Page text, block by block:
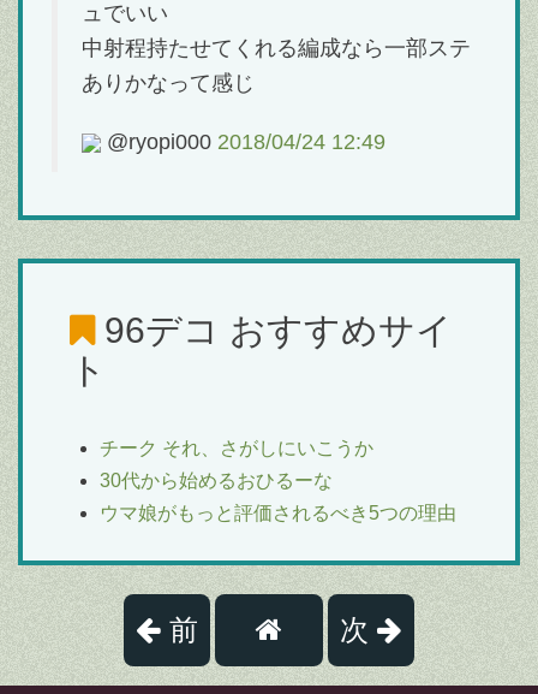
ュでいい
中射程持たせてくれる編成なら一部ステ
ありかなって感じ
@ryopi000 2018/04/24 12:49
96デコ おすすめサイ
ト
チーク それ、さがしにいこうか
30代から始めるおひるーな
ウマ娘がもっと評価されるべき5つの理由
前 次